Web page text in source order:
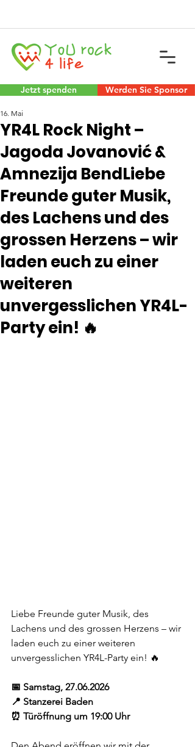
Jetzt spenden Werden Sie Sponsor
YR4L Rock Night –
Jagoda Jovanović &
Amnezija BendLiebe
Freunde guter Musik,
des Lachens und des
grossen Herzens – wir
laden euch zu einer
weiteren
unvergesslichen YR4L-
Party ein! 🔥
16. Mai
Liebe Freunde guter Musik, des
Lachens und des grossen Herzens – wir
laden euch zu einer weiteren
unvergesslichen YR4L-Party ein! 🔥
📅 Samstag, 27.06.2026
📍 Stanzerei Baden
⏰ Türöffnung um 19:00 Uhr